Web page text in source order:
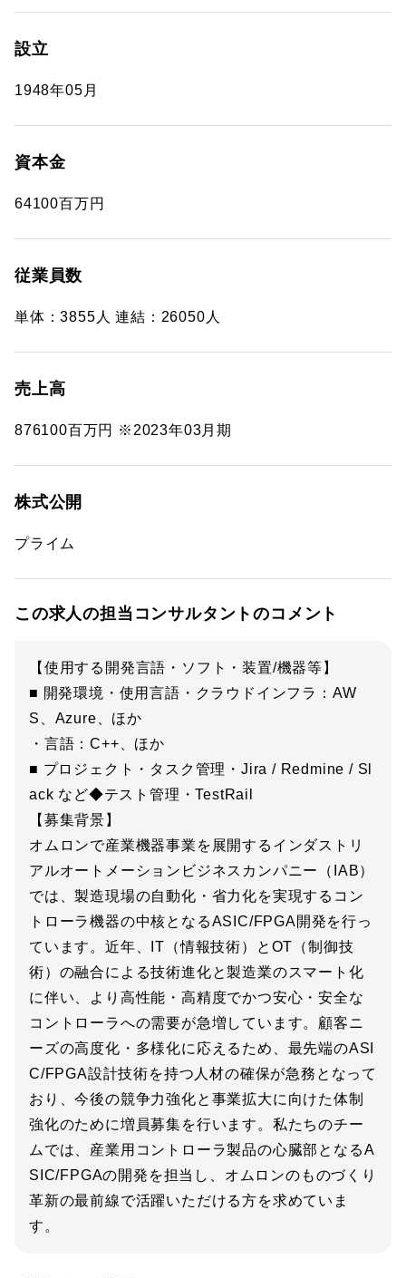
設立
1948年05月
資本金
64100百万円
従業員数
単体：3855人 連結：26050人
売上高
876100百万円 ※2023年03月期
株式公開
プライム
この求人の担当コンサルタントのコメント
【使用する開発言語・ソフト・装置/機器等】
■ 開発環境・使用言語・クラウドインフラ：AW
S、Azure、ほか
・言語：C++、ほか
■ プロジェクト・タスク管理・Jira / Redmine / Sl
ack など◆テスト管理・TestRail
【募集背景】
オムロンで産業機器事業を展開するインダストリ
アルオートメーションビジネスカンパニー（IAB）
では、製造現場の自動化・省力化を実現するコン
トローラ機器の中核となるASIC/FPGA開発を行っ
ています。近年、IT（情報技術）とOT（制御技
術）の融合による技術進化と製造業のスマート化
に伴い、より高性能・高精度でかつ安心・安全な
コントローラへの需要が急増しています。顧客ニ
ーズの高度化・多様化に応えるため、最先端のASI
C/FPGA設計技術を持つ人材の確保が急務となって
おり、今後の競争力強化と事業拡大に向けた体制
強化のために増員募集を行います。私たちのチー
ムでは、産業用コントローラ製品の心臓部となるA
SIC/FPGAの開発を担当し、オムロンのものづくり
革新の最前線で活躍いただける方を求めていま
す。